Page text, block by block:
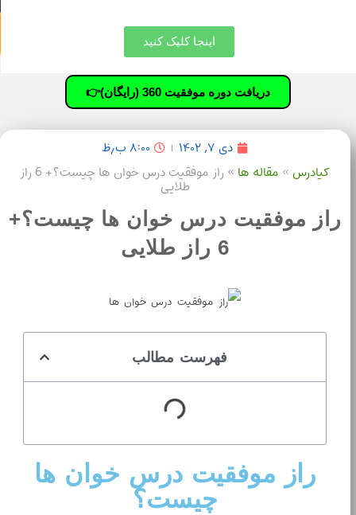
دریافت دوره موفقیت 360 (رایگان)👉
دی ۷, ۱۴۰۲
۸:۰۰ ب٫ظ
کیادرس» مقاله ها » راز موفقیت درس خوان ها چیست؟+ 6 راز
طلایی
راز موفقیت درس خوان ها چیست؟+
6 راز طلایی
فهرست مطالب
راز موفقیت درس خوان ها
چیست؟
اینجا کلیک کنید